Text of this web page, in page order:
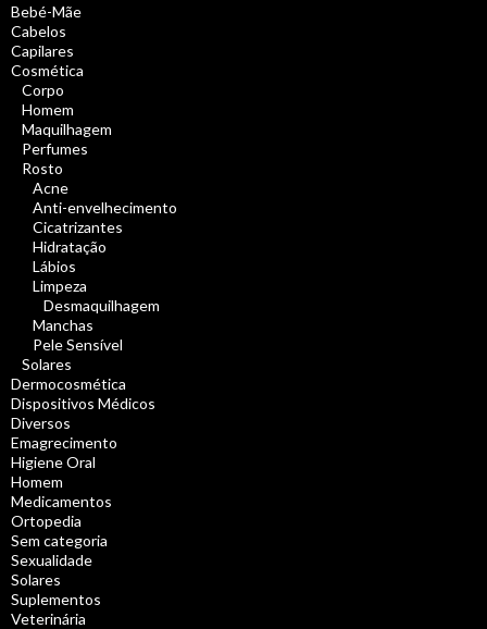
Bebé-Mãe
Cabelos
Capilares
Cosmética
Corpo
Homem
Maquilhagem
Perfumes
Rosto
Acne
Anti-envelhecimento
Cicatrizantes
Hidratação
Lábios
Limpeza
Desmaquilhagem
Manchas
Pele Sensível
Solares
Dermocosmética
Dispositivos Médicos
Diversos
Emagrecimento
Higiene Oral
Homem
Medicamentos
Ortopedia
Sem categoria
Sexualidade
Solares
Suplementos
Veterinária